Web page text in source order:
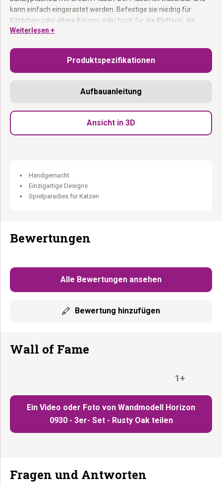
kann einfach eingerastet werden. Befestige sie niedrig für
Kätzchen oder ältere Katzen, oder hoch für die Kletterin, die
selbst hinaufwill.
Superweicher Cream Plüsch:
Waschbarer Plüschbezug:Einfach abnehmen und waschen.
Wandbefestigung auf jeder Höhe.
Abenteurer.
Materialien hergestellt. Leichte Abweichungen in Farbe, Maserung
und Struktur sind natürlich und machen jedes Stück einzigartig.
Weiterlesen +
Produktspezifikationen
Aufbauanleitung
Ansicht in 3D
Handgemacht
Einzigartige Designs
Spielparadies für Katzen
Bewertungen
Alle Bewertungen ansehen
Bewertung hinzufügen
Wall of Fame
Ein Video oder Foto von Wandmodell Horizon
0930 - 3er- Set - Rusty Oak teilen
1+
Fragen und Antworten